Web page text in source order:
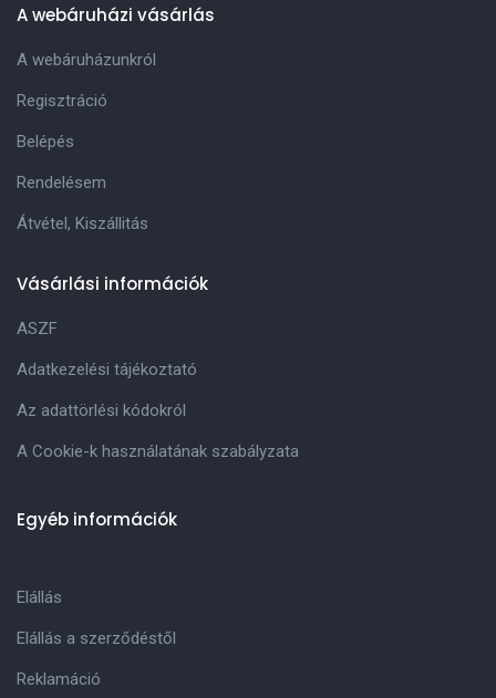
A webáruházi vásárlás
A webáruházunkról
Regisztráció
Belépés
Rendelésem
Átvétel, Kiszállitás
Vásárlási információk
ASZF
Adatkezelési tájékoztató
Az adattörlési kódokról
A Cookie-k használatának szabályzata
Egyéb információk
Elállás
Elállás a szerződéstől
Reklamáció